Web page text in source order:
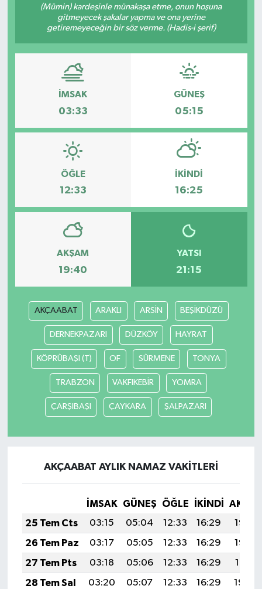
(Mümin) kardeşinle münakaşa etme, onun hoşuna
gitmeyecek şakalar yapma ve ona yerine
getiremeyeceğin bir söz verme. (Hadis-i şerif)
İMSAK
03:33
GÜNEŞ
05:15
ÖĞLE
12:33
İKINDI
16:25
AKŞAM
19:40
YATSI
21:15
AKÇAABAT ARAKLI ARSİN BEŞİKDÜZÜ
DERNEKPAZARI DÜZKÖY HAYRAT
KÖPRÜBAŞI (T) OF SÜRMENE TONYA
TRABZON VAKFIKEBİR YOMRA
ÇARŞIBAŞI ÇAYKARA ŞALPAZARI
AKÇAABAT AYLIK NAMAZ VAKITLERI
İMSAK GÜNEŞ ÖĞLE İKINDI
25 Tem Cts
03:15 05:04 12:33 16:29
19:53
26 Tem Paz
03:17 05:05 12:33 16:29
19:52
27 Tem Pts
03:18 05:06 12:33 16:29
19:51
28 Tem Sal
03:20 05:07 12:33 16:29
19:50
Gündem
Kültür Sanat
Magazin
Otomobil
Resmî ilanlar
Siyaset
Spor
Tarım ve Ekonomi
Teknoloji
Ulusal
Yaşam